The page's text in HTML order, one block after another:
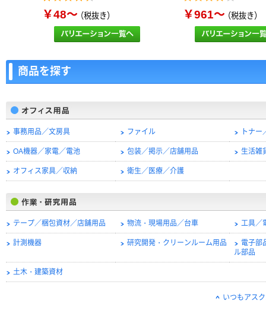
￥48～（税抜き） ￥961～（税抜き）
商品を探す
事務用品／文房具 ファイル トナ
OA機器／家電／電池 包装／掲示／店舗用品 生活雑
オフィス家具／収納 衛生／医療／介護
テープ／梱包資材／店舗用品 物流・現場用品／台車 工具／
計測機器 研究開発・クリーンルーム用品
電子部
ル部品
土木・建築資材
いつもアス